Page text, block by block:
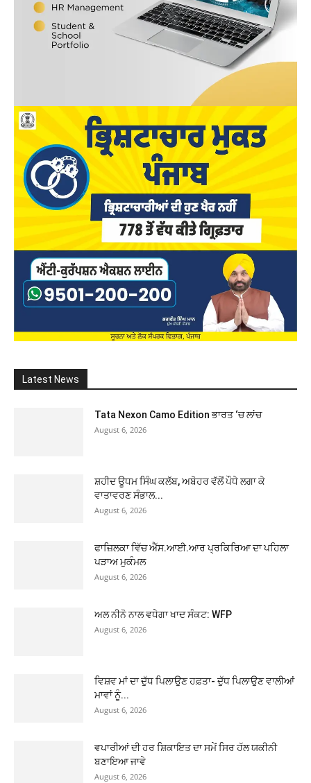
Latest News
Tata Nexon Camo Edition ਭਾਰਤ ‘ਚ ਲਾਂਚ
August 6, 2026
ਸ਼ਹੀਦ ਊਧਮ ਸਿੰਘ ਕਲੱਬ, ਅਬੋਹਰ ਵੱਲੋਂ ਪੌਧੇ ਲਗਾ ਕੇ
ਵਾਤਾਵਰਣ ਸੰਭਾਲ...
August 6, 2026
ਫਾਜ਼ਿਲਕਾ ਵਿੱਚ ਐੱਸ.ਆਈ.ਆਰ ਪ੍ਰਕਿਰਿਆ ਦਾ ਪਹਿਲਾ
ਪੜਾਅ ਮੁਕੰਮਲ
August 6, 2026
ਅਲ ਨੀਨੋ ਨਾਲ ਵਧੇਗਾ ਖਾਦ ਸੰਕਟ: WFP
August 6, 2026
ਵਿਸ਼ਵ ਮਾਂ ਦਾ ਦੁੱਧ ਪਿਲਾਉਣ ਹਫ਼ਤਾ- ਦੁੱਧ ਪਿਲਾਉਣ ਵਾਲੀਆਂ
ਮਾਵਾਂ ਨੂੰ...
August 6, 2026
ਵਪਾਰੀਆਂ ਦੀ ਹਰ ਸ਼ਿਕਾਇਤ ਦਾ ਸਮੇਂ ਸਿਰ ਹੱਲ ਯਕੀਨੀ
ਬਣਾਇਆ ਜਾਵੇ
August 6, 2026